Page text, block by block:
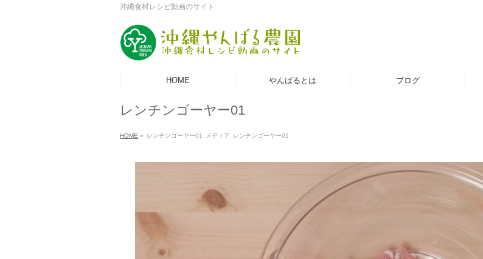
沖縄食材レシピ動画のサイト
HOME やんばるとは ブログ
レンチンゴーヤー01
HOME » レンチンゴーヤー01 メディア レンチンゴーヤー01